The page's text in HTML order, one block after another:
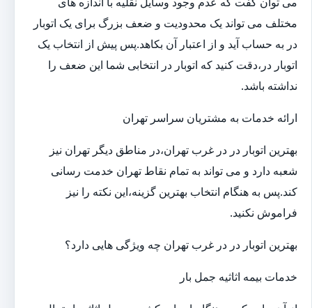
مختلف می تواند یک محدودیت و ضعف بزرگ برای یک اتوبار
در به حساب آید و از اعتبار آن بکاهد.پس پیش از انتخاب یک
اتوبار در،دقت کنید که اتوبار در انتخابی شما این ضعف را
نداشته باشد.
ارائه خدمات به مشتریان سراسر تهران
بهترین اتوبار در در غرب تهران،در مناطق دیگر تهران نیز
شعبه دارد و می تواند به تمام نقاط تهران خدمت رسانی
کند.پس به هنگام انتخاب بهترین گزینه،این نکته را نیز
فراموش نکنید.
بهترین اتوبار در در غرب تهران چه ویژگی هایی دارد؟
خدمات بیمه اثاثیه جمل بار